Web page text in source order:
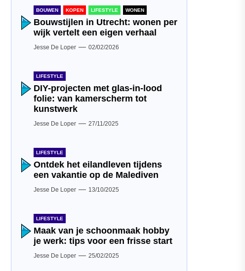
BOUWEN KOPEN LIFESTYLE WONEN
Bouwstijlen in Utrecht: wonen per
wijk vertelt een eigen verhaal
Jesse De Loper 02/02/2026
LIFESTYLE
DIY-projecten met glas-in-lood
folie: van kamerscherm tot
kunstwerk
Jesse De Loper 27/11/2025
LIFESTYLE
Ontdek het eilandleven tijdens
een vakantie op de Malediven
Jesse De Loper 13/10/2025
LIFESTYLE
Maak van je schoonmaak hobby
je werk: tips voor een frisse start
Jesse De Loper 25/02/2025